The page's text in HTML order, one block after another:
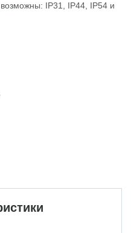
IP31, IP44, IP54 и